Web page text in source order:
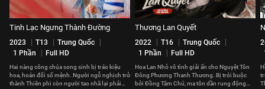
Tinh Lạc Ngưng Thành Đường
2023 T13
Trung Quốc
1 Phần
Full HD
Hai nàng công chúa song sinh bị tráo kiệu
hoa, hoán đổi số mệnh. Người ngỗ nghịch trở
thành Thiên phi còn người tao nhã lại phải
Thương Lan Quyết
2022 T16
Trung Quốc
1 Phần
Full HD
Hoa Lan Nhỏ vô tình giải ấn cho Nguyệt Tôn
Đông Phương Thanh Thương. Bị trói buộc
bởi Đồng Tâm Chú, ma tôn dần rung động